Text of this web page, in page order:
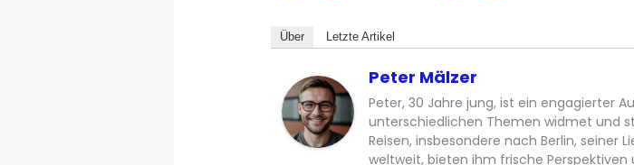
Über Letzte Artikel
Peter Mälzer
Peter, 30 Jahre jung, ist ein engagierter
unterschiedlichen Themen widmet und
Reisen, insbesondere nach Berlin, seiner
weltweit, bieten ihm frische Perspektiven